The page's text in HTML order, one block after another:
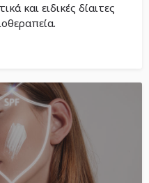
και ειδικές δίαιτες